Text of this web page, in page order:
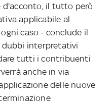
il tutto però
applicabile al
caso - conclude il
dubbi interpretativi
tutti i contribuenti
anche in via
delle nuove